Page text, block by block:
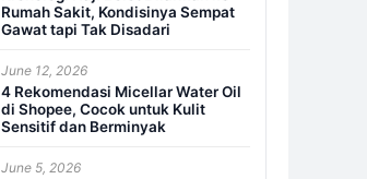
Rumah Sakit, Kondisinya Sempat
Gawat tapi Tak Disadari
June 12, 2026
4 Rekomendasi Micellar Water Oil
di Shopee, Cocok untuk Kulit
Sensitif dan Berminyak
June 5, 2026